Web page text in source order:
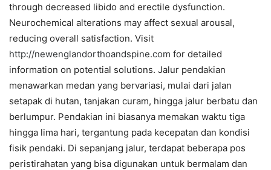
through decreased libido and erectile dysfunction.
Neurochemical alterations may affect sexual arousal,
reducing overall satisfaction. Visit
http://newenglandorthoandspine.com for detailed
information on potential solutions. Jalur pendakian
menawarkan medan yang bervariasi, mulai dari jalan
setapak di hutan, tanjakan curam, hingga jalur berbatu dan
berlumpur. Pendakian ini biasanya memakan waktu tiga
hingga lima hari, tergantung pada kecepatan dan kondisi
fisik pendaki. Di sepanjang jalur, terdapat beberapa pos
peristirahatan yang bisa digunakan untuk bermalam dan